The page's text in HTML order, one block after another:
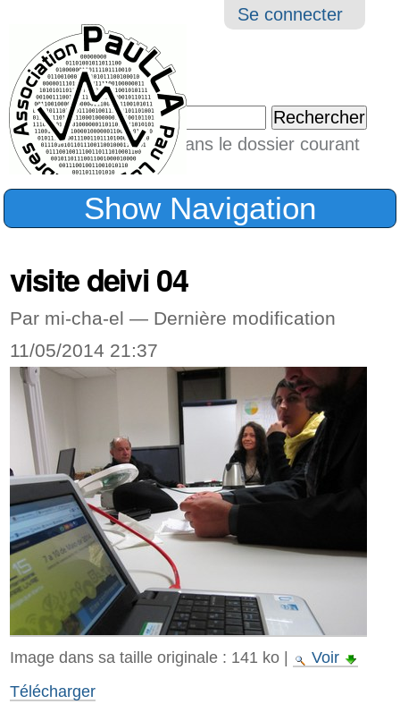
Outils
Se connecter
Chercher par
Seulement dans le dossier courant
Recherche
Show Navigation
visite deivi 04
Par mi-cha-el — Dernière modification
11/05/2014 21:37
Image dans sa taille originale : 141 ko|
Voir
Télécharger